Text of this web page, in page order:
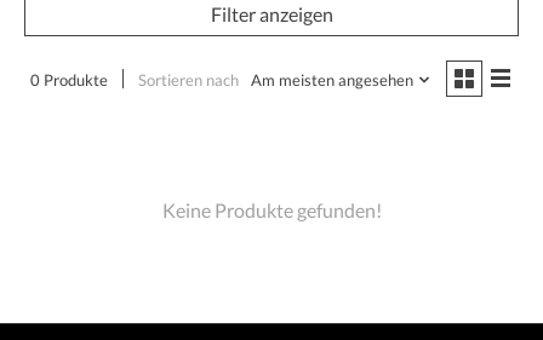
Filter anzeigen
0 Produkte Sortieren nach Am meisten angesehen
Keine Produkte gefunden!